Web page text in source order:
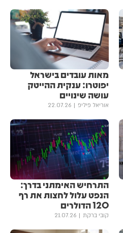
מאות עובדים בישראל
יפוטרו: ענקית ההייטק
עושה שינויים
אוריאל פיליפ 22.07.26
התרחיש האימתני בדרך:
הנפט עלול לחצות את רף
120 הדולרים
קובי ברקת 21.07.26